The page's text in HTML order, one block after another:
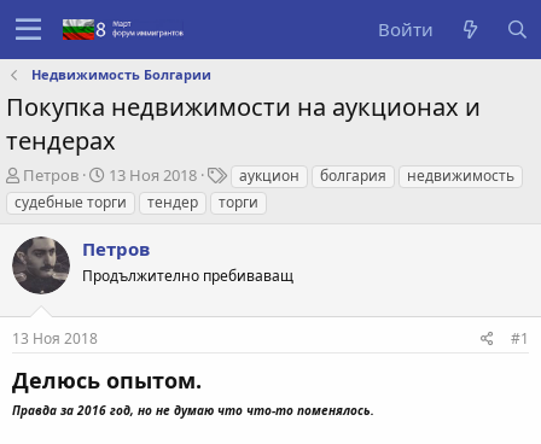
Войти
Недвижимость Болгарии
Покупка недвижимости на аукционах и
тендерах
А
в
т
о
р
т
ы
Петров
Д
а
т
с
о
и
я
13 Ноя 2018
Т
е
г
аукцион болгария
недвижимость
судебные торги
тендер торги
Петров
Продължително пребиваващ
13 Ноя 2018 #1
Делюсь опытом.
Правда за 2016 год, но не думаю что что-то поменялось.